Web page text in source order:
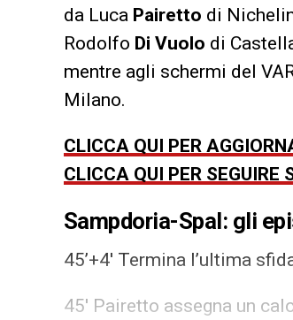
da Luca Pairetto di
Rodolfo Di Vuolo di
mentre agli schermi del
Milano.
CLICCA QUI PER
CLICCA QUI PER SEGUIRE
Sampdoria-Spal: gli
45’+4′ Termina l’ultima
45′ Pairetto assegna un